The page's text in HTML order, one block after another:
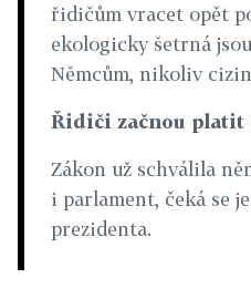
řidičům vracet opět
ekologicky šetrná
Němcům, nikoliv
Řidiči začnou platit
Zákon už schválila
i parlament, čeká se
prezidenta.